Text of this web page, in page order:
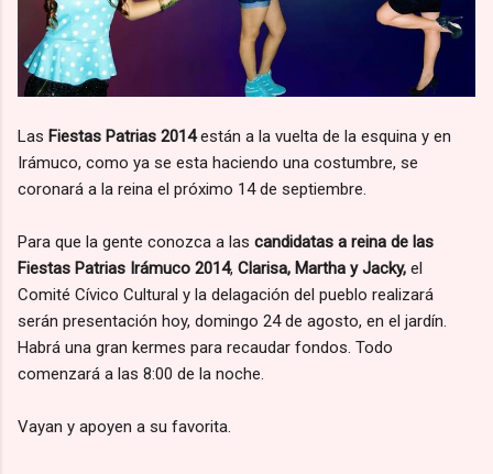
Las Fiestas Patrias 2014están a la vuelta de la esquina y en
Irámuco, como ya se esta haciendo una costumbre, se
coronará a la reina el próximo 14 de septiembre.
Para que la gente conozca a las candidatas a reina de las
Fiestas Patrias Irámuco 2014, Clarisa, Martha y Jacky, el
Comité Cívico Cultural y la delagación del pueblo realizará
serán presentación hoy, domingo 24 de agosto, en el jardín.
Habrá una gran kermes para recaudar fondos. Todo
comenzará a las 8:00 de la noche.
Vayan y apoyen a su favorita.